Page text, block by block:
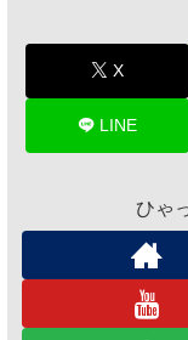
X
LINE
ひゃ